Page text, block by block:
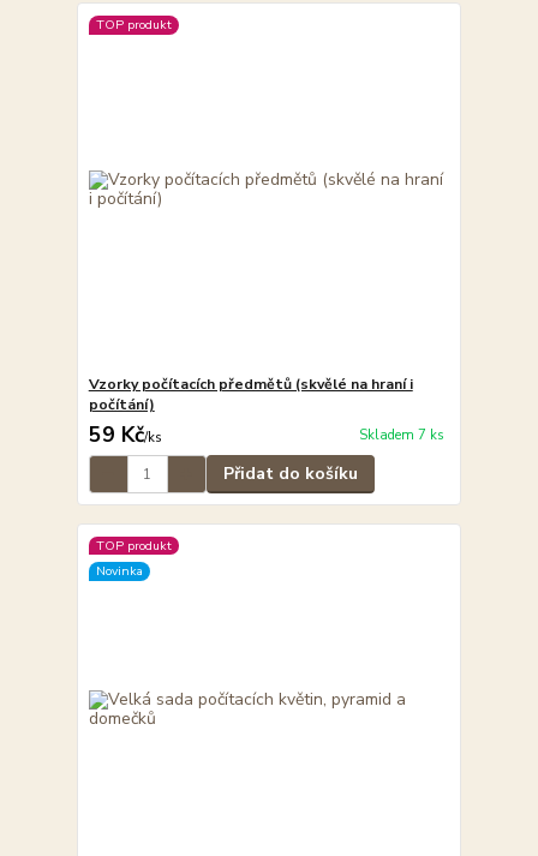
TOP produkt
Vzorky počítacích předmětů (skvělé na hraní i
počítání)
59 Kč/ks Skladem 7 ks
Přidat do košíku
TOP produkt
Novinka